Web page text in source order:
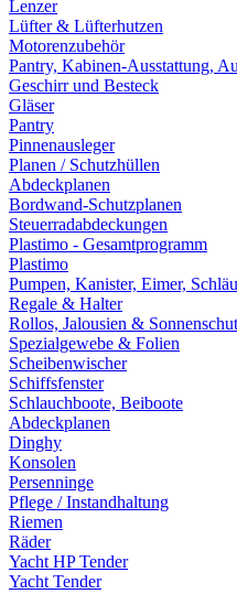
Lenzer
Lüfter & Lüfterhutzen
Motorenzubehör
Pantry, Kabinen-Ausstattung,
Geschirr und Besteck
Gläser
Pantry
Pinnenausleger
Planen / Schutzhüllen
Abdeckplanen
Bordwand-Schutzplanen
Steuerradabdeckungen
Plastimo - Gesamtprogramm
Plastimo
Pumpen, Kanister, Eimer,
Regale & Halter
Rollos, Jalousien &
Spezialgewebe & Folien
Scheibenwischer
Schiffsfenster
Schlauchboote, Beiboote
Abdeckplanen
Dinghy
Konsolen
Persenninge
Pflege / Instandhaltung
Riemen
Räder
Yacht HP Tender
Yacht Tender